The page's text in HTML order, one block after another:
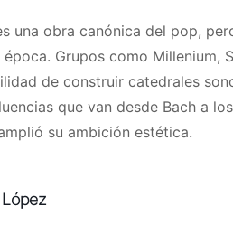
una obra canónica del pop,
Grupos como Millenium,
de construir catedrales
que van desde Bach a
su ambición estética.